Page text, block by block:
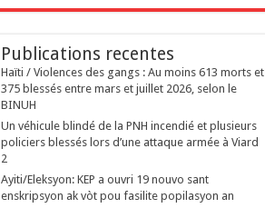
Publications recentes
Haïti / Violences des gangs : Au moins 613 morts et
375 blessés entre mars et juillet 2026, selon le
BINUH
Un véhicule blindé de la PNH incendié et plusieurs
policiers blessés lors d’une attaque armée à Viard
2
‎Ayiti/Eleksyon: KEP a ouvri 19 nouvo sant
enskripsyon ak vòt pou fasilite popilasyon an